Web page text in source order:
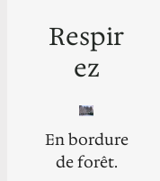
Respir
Ez
En bordure
de forêt.